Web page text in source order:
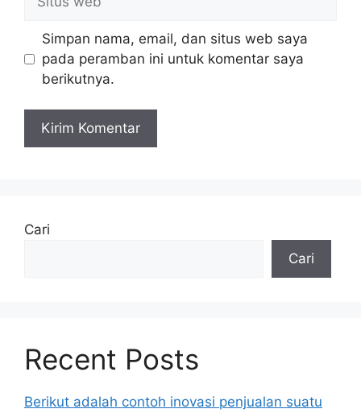
web
Simpan nama, email, dan situs web saya
pada peramban ini untuk komentar saya
berikutnya.
Cari
Cari
Recent Posts
Berikut adalah contoh inovasi penjualan suatu